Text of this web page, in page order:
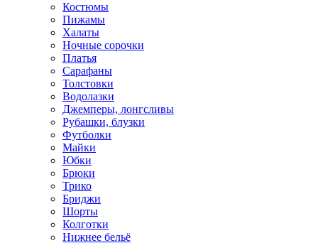
Костюмы
Пижамы
Халаты
Ночные сорочки
Платья
Сарафаны
Толстовки
Водолазки
Джемперы, лонгсливы
Рубашки, блузки
Футболки
Майки
Юбки
Брюки
Трико
Бриджи
Шорты
Колготки
Нижнее бельё